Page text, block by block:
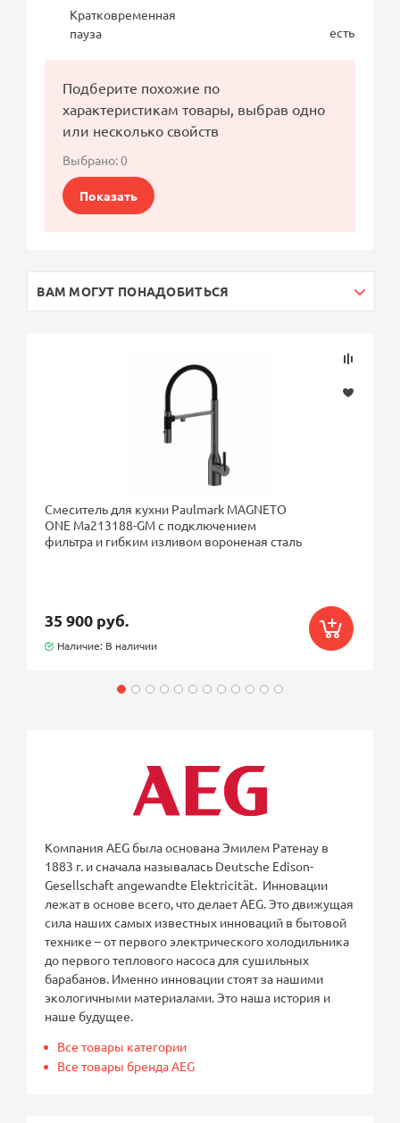
Кратковременная
пауза
есть
Подберите похожие по
характеристикам товары, выбрав одно
или несколько свойств
Выбрано:0
Показать
ВАМ МОГУТ ПОНАДОБИТЬСЯ
Смеситель для кухни Paulmark MAGNETO
ONE Ma213188-GM с подключением
фильтра и гибким изливом вороненая сталь
35 900 руб.
Наличие: В наличии
Компания AEG была основана Эмилем Ратенау в
1883 г. и сначала называлась Deutsche Edison-
Gesellschaft angewandte Elektricität. Инновации
лежат в основе всего, что делает AEG. Это движущая
сила наших самых известных инноваций в бытовой
технике – от первого электрического холодильника
до первого теплового насоса для сушильных
барабанов. Именно инновации стоят за нашими
экологичными материалами. Это наша история и
наше будущее.
Все товары категории
Все товары бренда AEG